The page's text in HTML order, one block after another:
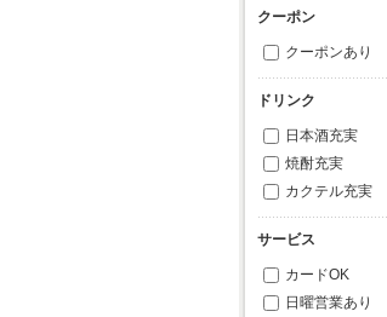
クーポン
クーポンあり
ドリンク
日本酒充実
焼酎充実
カクテル充実
サービス
カードOK
日曜営業あり